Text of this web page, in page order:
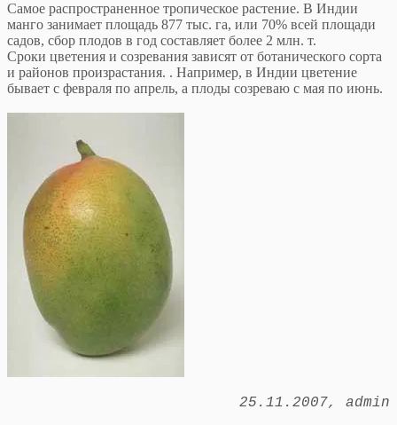
Самое распространенное тропическое растение. В Индии
манго занимает площадь 877 тыс. га, или 70% всей площади
садов, сбор плодов в год составляет более 2 млн. т.
Сроки цветения и созревания зависят от ботанического сорта
и районов произрастания. . Например, в Индии цветение
бывает с февраля по апрель, а плоды созреваю с мая по июнь.
25.11.2007 admin